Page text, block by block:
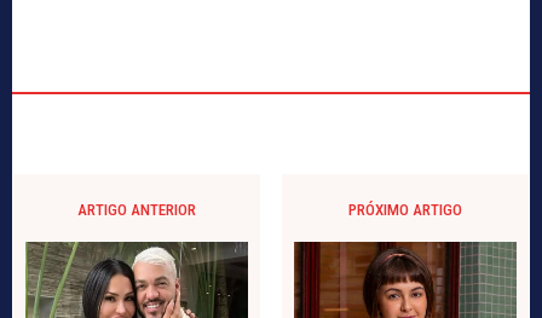
ARTIGO ANTERIOR PRÓXIMO ARTIGO